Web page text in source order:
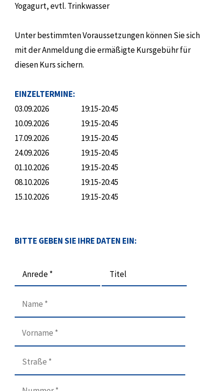
Yogagurt, evtl. Trinkwasser
Unter bestimmten Voraussetzungen können Sie sich
mit der Anmeldung die ermäßigte Kursgebühr für
diesen Kurs sichern.
EINZELTERMINE:
03.09.2026
19:15-20:45
10.09.2026
19:15-20:45
17.09.2026
19:15-20:45
24.09.2026
19:15-20:45
01.10.2026
19:15-20:45
08.10.2026
19:15-20:45
15.10.2026
19:15-20:45
BITTE GEBEN SIE IHRE DATEN EIN:
Anrede * Titel